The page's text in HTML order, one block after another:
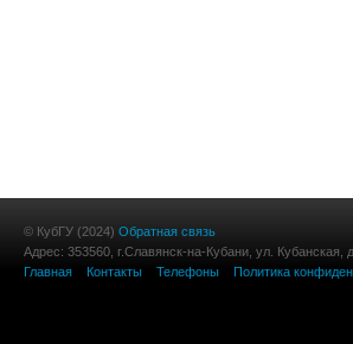
© КубГУ (2024) Обратная связь
Адрес: 353560, г.Славянск-на-Кубани, ул.
Главная
Контакты Телефоны Политика